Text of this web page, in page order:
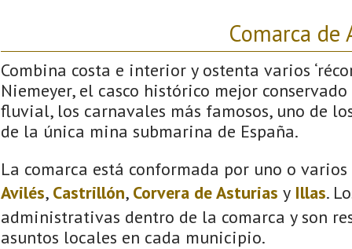
Comarca de
Combina costa e interior y ostenta varios
Niemeyer, el casco histórico mejor
fluvial, los carnavales más famosos, uno de
de la única mina submarina de España.
La comarca está conformada por uno o
Avilés, Castrillón, Corvera de Asturias y Illas.
administrativas dentro de la comarca y son
asuntos locales en cada municipio.